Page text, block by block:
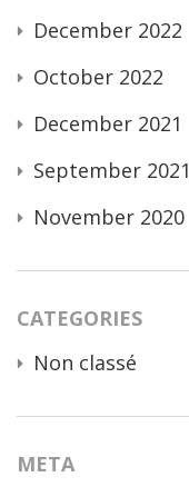
December 2022
October 2022
December 2021
September 2021
November 2020
CATEGORIES
Non classé
META